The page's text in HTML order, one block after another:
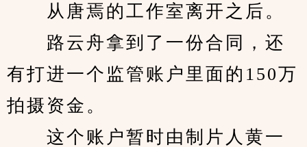
从唐焉的工作室离开之后。
路云舟拿到了一份合同，还
有打进一个监管账户里面的150万
拍摄资金。
这个账户暂时由制片人黄一